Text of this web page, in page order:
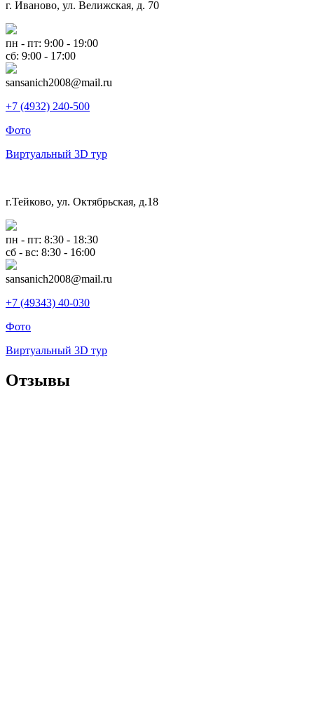
г. Иваново, ул. Велижская, д. 70
пн - пт: 9:00 - 19:00
сб: 9:00 - 17:00
sansanich2008@mail.ru
+7 (4932) 240-500
Фото
Виртуальный 3D тур
г.Тейково, ул. Октябрьская, д.18
пн - пт: 8:30 - 18:30
сб - вс: 8:30 - 16:00
sansanich2008@mail.ru
+7 (49343) 40-030
Фото
Виртуальный 3D тур
Отзывы